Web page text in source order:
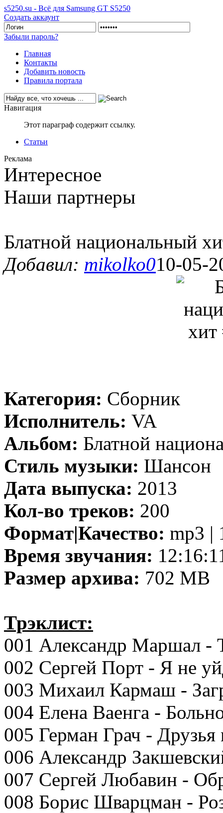
s5250.su - Всё для Samsung GT S5250
Создать аккаунт
Забыли пароль?
Главная
Контакты
Добавить новость
Правила портала
Навигация
Этот параграф содержит ссылку.
Статьи
Реклама
Интересное
Наши партнеры
Блатной национальный
Добавил: mikolko010-05-
Категория: Сборник
Исполнитель: VA
Альбом: Блатной
Стиль музыки: Шансон
Дата выпуска: 2013
Кол-во треков: 200
Формат|Качество: mp3 |
Время звучания:
Размер архива: 702 MB
Трэклист:
001 Александр Маршал -
002 Сергей Порт - Я не
003 Михаил Кармаш -
004 Елена Ваенга -
005 Герман Грач -
006 Александр
007 Сергей Любавин -
008 Борис Шварцман -